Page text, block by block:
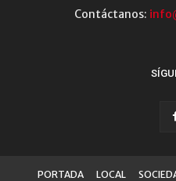
Contáctanos:
PORTADA LOCAL